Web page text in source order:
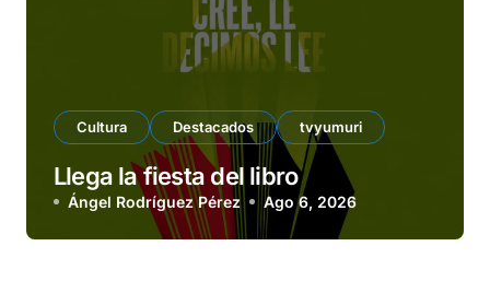
Cultura Destacados tvyumuri
Llega la fiesta del libro
Ángel Rodríguez Pérez Ago 6, 2026